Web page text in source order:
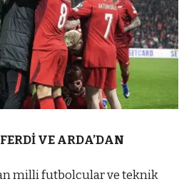
VE ARDA’DAN
milli futbolcular ve teknik